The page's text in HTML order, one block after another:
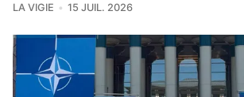
LA VIGIE 15 JUIL. 2026